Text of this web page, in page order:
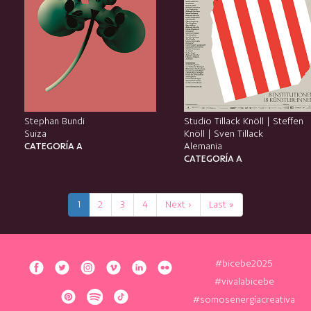
Stephan Bundi
Suiza
CATEGORÍA A
Studio Tillack Knöll | Steffen
Knöll | Sven Tillack
Alemania
CATEGORÍA A
1 2 3 4 Next › Last »
#bicebe2025
#vivalabicebe
#somosenergíacreativa